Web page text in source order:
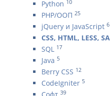
Python 10
PHP/ООП 25
jQuery и JavaScript 6
CSS, HTML, LESS,
SQL 17
Java 5
Berry CSS 12
CodeIgniter 5
39